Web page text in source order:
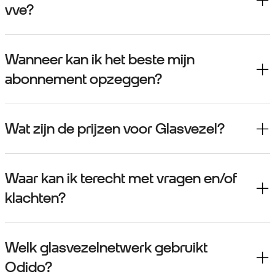
vve?
Wanneer kan ik het beste mijn
abonnement opzeggen?
Wat zijn de prijzen voor Glasvezel?
Waar kan ik terecht met vragen en/of
klachten?
Welk glasvezelnetwerk gebruikt
Odido?